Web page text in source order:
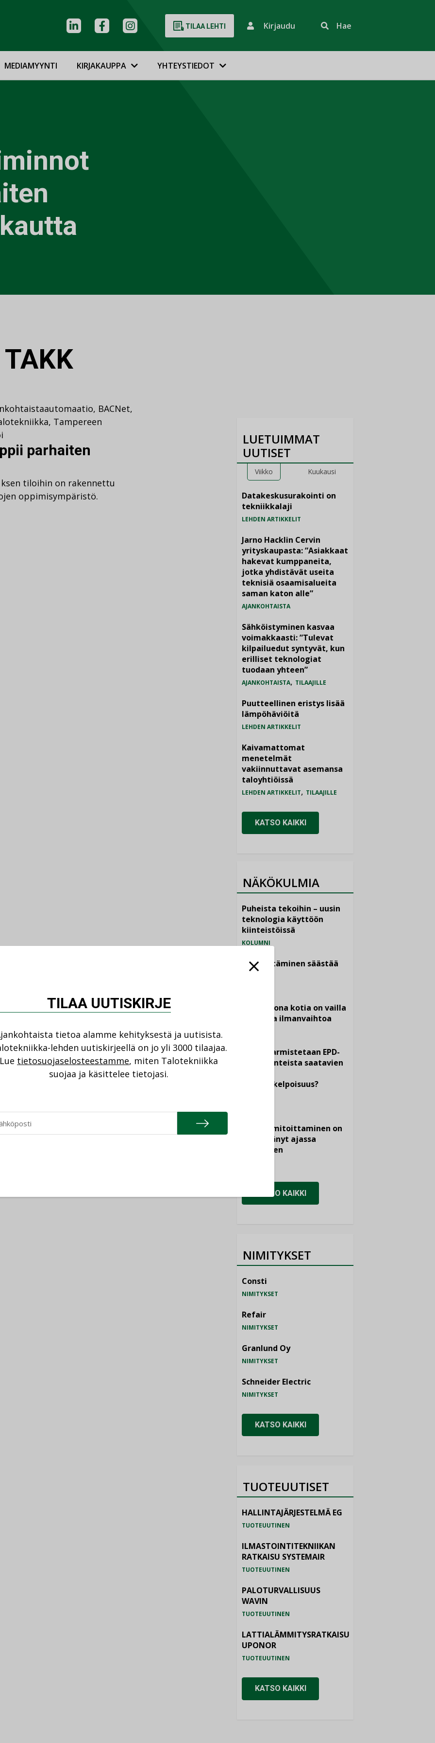
TILAA LEHTI Kirjaudu Hae
MEDIAMYYNTI KIRJAKAUPPA YHTEYSTIEDOT
TAKK
automaatio, BACNet,
, Tampereen
parhaiten
tiloihin on rakennettu
oppimisympäristö.
LUETUIMMAT
UUTISET
Viikko Kuukausi
Datakeskusurakointi on
tekniikkalaji
LEHDEN ARTIKKELIT
Jarno Hacklin Cervin
yrityskaupasta: ”Asiakkaat
hakevat kumppaneita,
jotka yhdistävät useita
teknisiä osaamisalueita
saman katon alle”
AJANKOHTAISTA
Sähköistyminen kasvaa
voimakkaasti: ”Tulevat
kilpailuedut syntyvät, kun
erilliset teknologiat
tuodaan yhteen”
AJANKOHTAISTA, TILAAJILLE
Puutteellinen eristys lisää
lämpöhäviöitä
LEHDEN ARTIKKELIT
Kaivamattomat
menetelmät
vakiinnuttavat asemansa
taloyhtiöissä
LEHDEN ARTIKKELIT, TILAAJILLE
KATSO KAIKKI
NÄKÖKULMIA
Puheista tekoihin – uusin
teknologia käyttöön
kiinteistöissä
KOLUMNI
Sähköistäminen säästää
euroja
Yli miljoona kotia on vailla
toimivaa ilmanvaihtoa
Miten varmistetaan EPD-
dokumenteista saatavien
vertailukelpoisuus?
viemärimitoittaminen on
jämähtänyt ajassa
paikalleen
KATSO KAIKKI
NIMITYKSET
Consti
NIMITYKSET
Refair
NIMITYKSET
Granlund Oy
NIMITYKSET
Schneider Electric
NIMITYKSET
KATSO KAIKKI
TUOTEUUTISET
HALLINTAJÄRJESTELMÄ EG
TUOTEUUTINEN
ILMASTOINTITEKNIIKAN
RATKAISU SYSTEMAIR
TUOTEUUTINEN
PALOTURVALLISUUS
WAVIN
TUOTEUUTINEN
LATTIALÄMMITYSRATKAISU
UPONOR
TUOTEUUTINEN
KATSO KAIKKI
TILAA UUTISKIRJE
tietoa alamme kehityksestä ja uutisista.
lehden uutiskirjeellä on jo yli 3000 tilaajaa.
Lue tietosuojaselosteestamme, miten Talotekniikka
suojaa ja käsittelee tietojasi.